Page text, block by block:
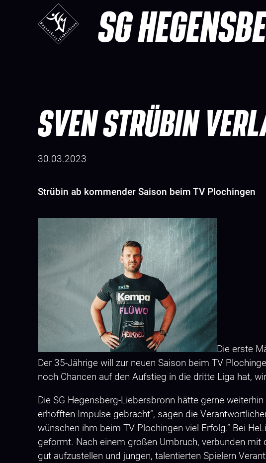
SG
SVEN STRÜBIN
30.03.2023
Strübin ab kommender Saison beim TV Plochingen
Die erste
Der 35-Jährige will zur neuen Saison beim TV
noch Chancen auf den Aufstieg in die dritte Liga hat,
Die SG Hegensberg-Liebersbronn hätte gerne
erhofften Impulse gebracht“, sagen die
wünschen ihm beim TV Plochingen viel Erfolg.“ Bei
geformt. Nach einem großen Umbruch, verbunden
gut aufzustellen und jungen, talentierten Spielern